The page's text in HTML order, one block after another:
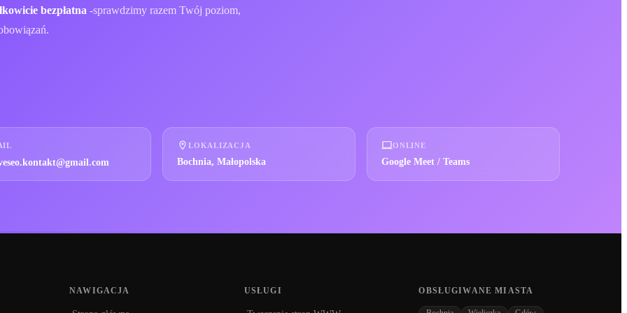
bezpłatna -sprawdzimy razem Twój poziom,
LOKALIZACJA
Bochnia, Małopolska
ONLINE
Google Meet / Teams
NAWIGACJA USŁUGI OBSŁUGIWANE MIASTA